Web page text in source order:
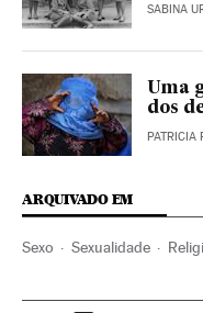
SABINA
Uma
dos
PATRICIA
ARQUIVADO EM
Sexo Sexualidade